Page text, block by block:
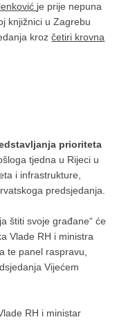
je prije nepuna
knjižnici u Zagrebu
krozčetiri krovna
prioriteta
tjedna u Rijeci u
i infrastrukture,
predsjedanja.
štiti svoje građane“ će
Vlade RH i ministra
te panel raspravu,
Vijećem
RH i ministar